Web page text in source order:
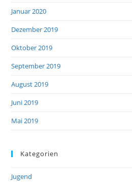
Januar 2020
Dezember 2019
Oktober 2019
September 2019
August 2019
Juni 2019
Mai 2019
Kategorien
Jugend